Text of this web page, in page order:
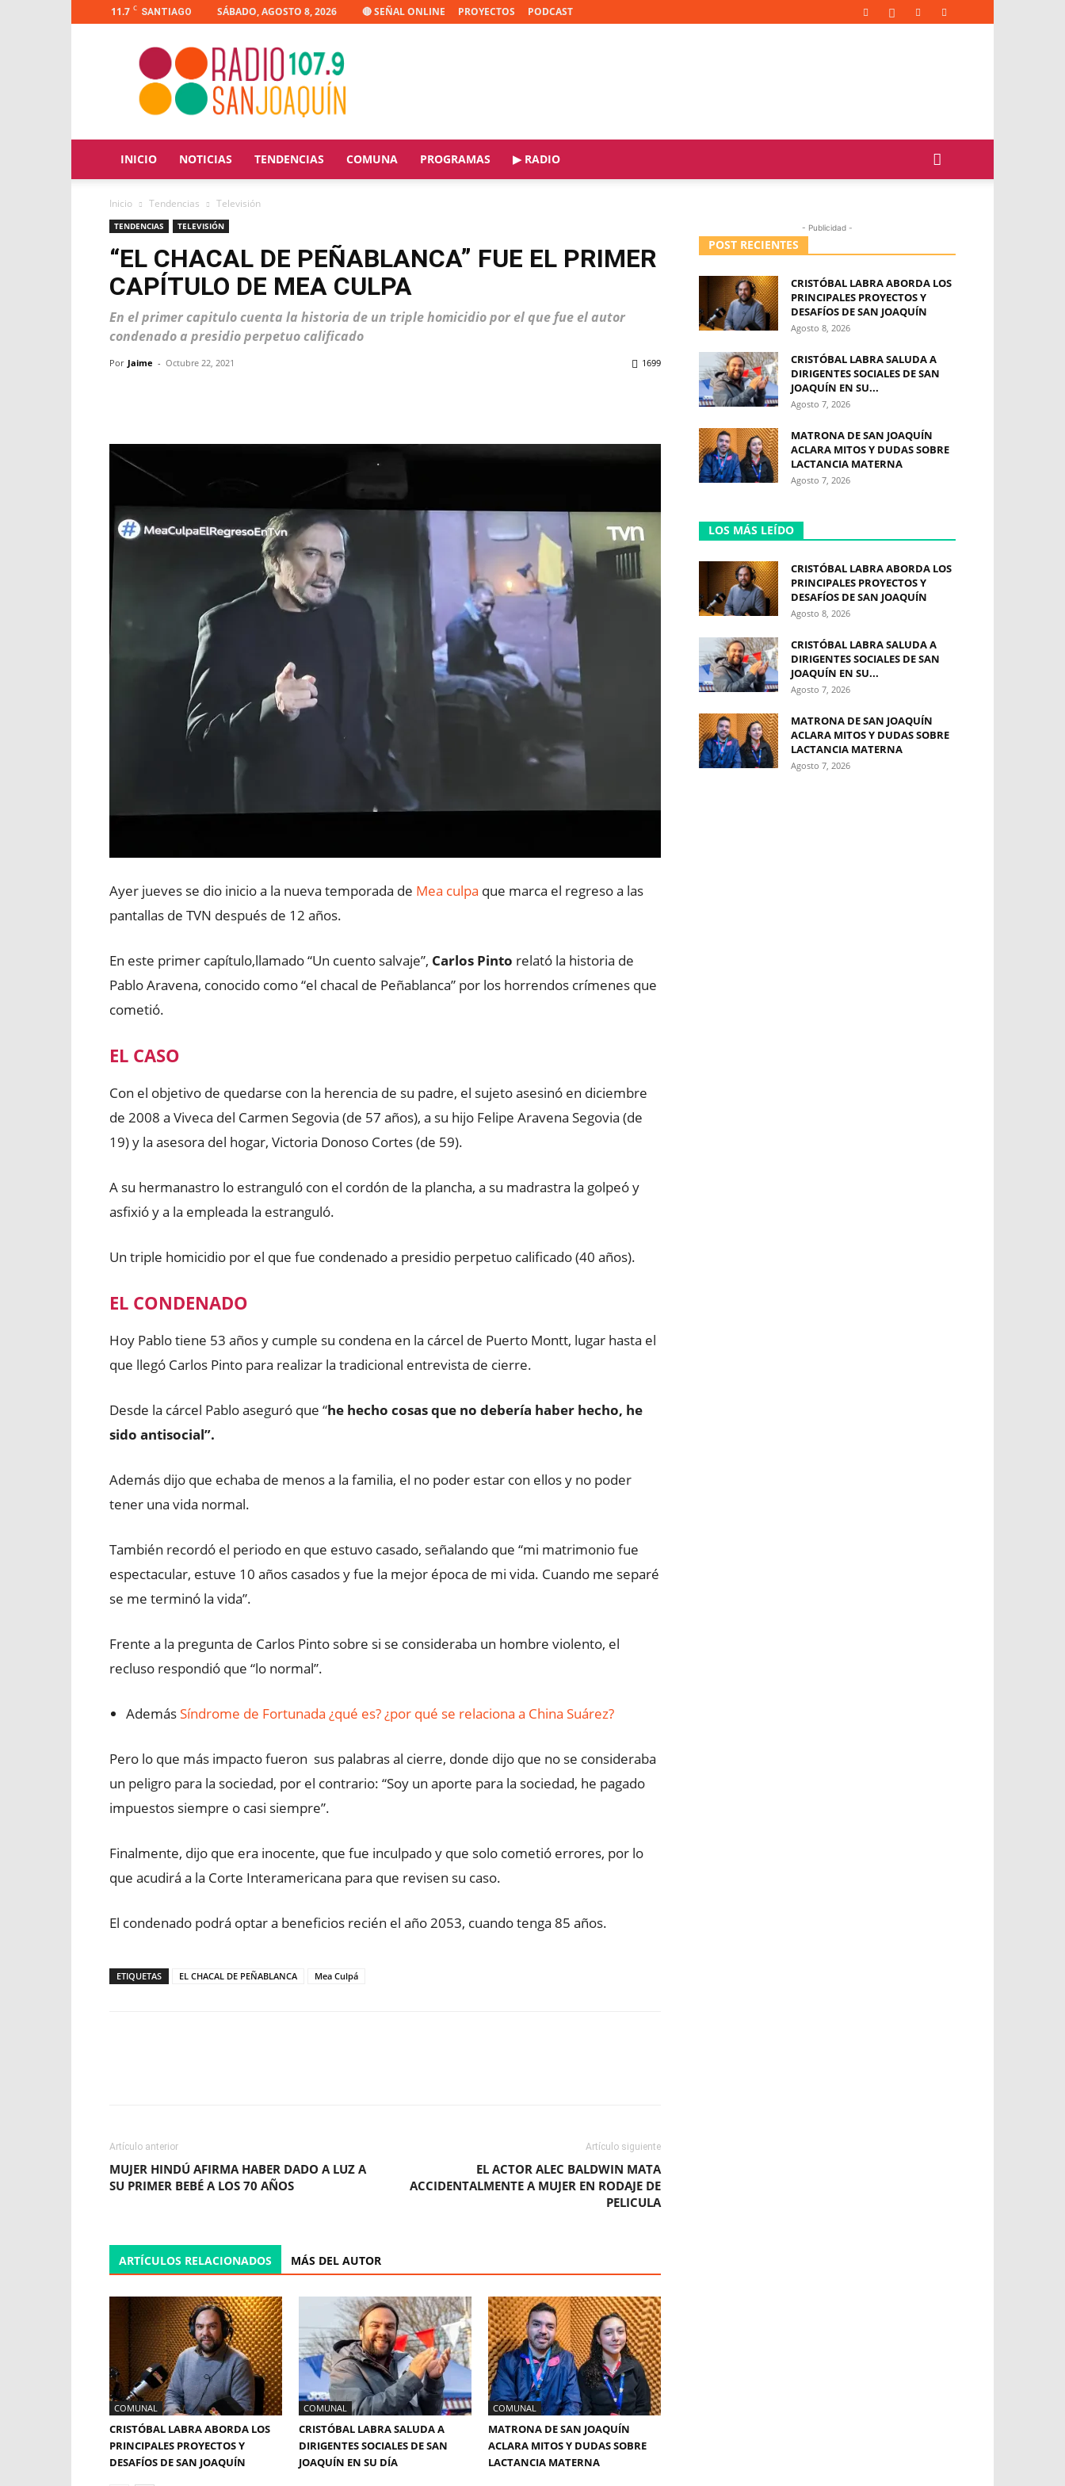
11.7 C SANTIAGO SÁBADO, AGOSTO 8, 2026 🔴 SEÑAL ONLINE PROYECTOS PODCAST
Radio
Joaquín
INICIO NOTICIAS TENDENCIAS COMUNA PROGRAMAS ▶ RADIO
Inicio Tendencias Televisión
TENDENCIAS TELEVISIÓN
“EL CHACAL DE PEÑABLANCA” FUE EL PRIMER
CAPÍTULO DE MEA CULPA
En el primer capitulo cuenta la historia de un triple homicidio por el que fue el autor
condenado a presidio perpetuo calificado
Por Jaime - Octubre 22, 2021 1699
Ayer jueves se dio inicio a la nueva temporada de Mea culpa que marca el regreso a las
pantallas de TVN después de 12 años.
En este primer capítulo,llamado “Un cuento salvaje”, Carlos Pinto relató la historia de
Pablo Aravena, conocido como “el chacal de Peñablanca” por los horrendos crímenes que
cometió.
EL CASO
Con el objetivo de quedarse con la herencia de su padre, el sujeto asesinó en diciembre
de 2008 a Viveca del Carmen Segovia (de 57 años), a su hijo Felipe Aravena Segovia (de
19) y la asesora del hogar, Victoria Donoso Cortes (de 59).
A su hermanastro lo estranguló con el cordón de la plancha, a su madrastra la golpeó y
asfixió y a la empleada la estranguló.
Un triple homicidio por el que fue condenado a presidio perpetuo calificado (40 años).
EL CONDENADO
Hoy Pablo tiene 53 años y cumple su condena en la cárcel de Puerto Montt, lugar hasta el
que llegó Carlos Pinto para realizar la tradicional entrevista de cierre.
Desde la cárcel Pablo aseguró que “he hecho cosas que no debería haber hecho, he
sido antisocial”.
Además dijo que echaba de menos a la familia, el no poder estar con ellos y no poder
tener una vida normal.
También recordó el periodo en que estuvo casado, señalando que “mi matrimonio fue
espectacular, estuve 10 años casados y fue la mejor época de mi vida. Cuando me separé
se me terminó la vida”.
Frente a la pregunta de Carlos Pinto sobre si se consideraba un hombre violento, el
recluso respondió que “lo normal”.
AdemásSíndrome de Fortunada ¿qué es? ¿por qué se relaciona a China Suárez?
Pero lo que más impacto fueron sus palabras al cierre, donde dijo que no se consideraba
un peligro para la sociedad, por el contrario: “Soy un aporte para la sociedad, he pagado
impuestos siempre o casi siempre”.
Finalmente, dijo que era inocente, que fue inculpado y que solo cometió errores, por lo
que acudirá a la Corte Interamericana para que revisen su caso.
El condenado podrá optar a beneficios recién el año 2053, cuando tenga 85 años.
ETIQUETAS EL CHACAL DE PEÑABLANCA Mea Culpá
Artículo anterior
MUJER HINDÚ AFIRMA HABER DADO A LUZ A
SU PRIMER BEBÉ A LOS 70 AÑOS
Artículo siguiente
EL ACTOR ALEC BALDWIN MATA
ACCIDENTALMENTE A MUJER EN RODAJE DE
PELICULA
ARTÍCULOS RELACIONADOS MÁS DEL AUTOR
COMUNAL
CRISTÓBAL LABRA ABORDA LOS
PRINCIPALES PROYECTOS Y
DESAFÍOS DE SAN JOAQUÍN
COMUNAL
CRISTÓBAL LABRA SALUDA A
DIRIGENTES SOCIALES DE SAN
JOAQUÍN EN SU DÍA
COMUNAL
MATRONA DE SAN JOAQUÍN
ACLARA MITOS Y DUDAS SOBRE
LACTANCIA MATERNA
- Publicidad -
POST RECIENTES
CRISTÓBAL LABRA ABORDA LOS
PRINCIPALES PROYECTOS Y
DESAFÍOS DE SAN JOAQUÍN
Agosto 8, 2026
CRISTÓBAL LABRA SALUDA A
DIRIGENTES SOCIALES DE SAN
JOAQUÍN EN SU...
Agosto 7, 2026
MATRONA DE SAN JOAQUÍN
ACLARA MITOS Y DUDAS SOBRE
LACTANCIA MATERNA
Agosto 7, 2026
LOS MÁS LEÍDO
CRISTÓBAL LABRA ABORDA LOS
PRINCIPALES PROYECTOS Y
DESAFÍOS DE SAN JOAQUÍN
Agosto 8, 2026
CRISTÓBAL LABRA SALUDA A
DIRIGENTES SOCIALES DE SAN
JOAQUÍN EN SU...
Agosto 7, 2026
MATRONA DE SAN JOAQUÍN
ACLARA MITOS Y DUDAS SOBRE
LACTANCIA MATERNA
Agosto 7, 2026